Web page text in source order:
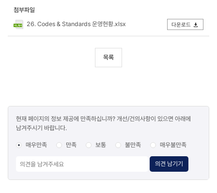
첨부파일
26. Codes & Standards 운영현황.xlsx
다운로드
목록
만족도
조사
현재 페이지의 정보 제공에 만족하십니까? 개선/건의사항이 있으면 아래에
남겨주시기 바랍니다.
매우만족 만족 보통 불만족 매우불만족
의견 남기기